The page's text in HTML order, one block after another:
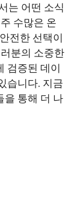
는 어떤 소식
수많은 온
전한 선택이
분의 소중한
검증된 데이
습니다. 지금
을 통해 더 나